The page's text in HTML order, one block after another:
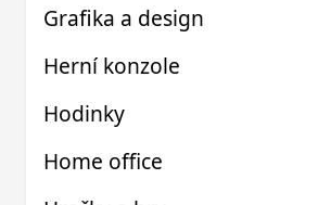
Grafika a design
Herní konzole
Hodinky
Home office